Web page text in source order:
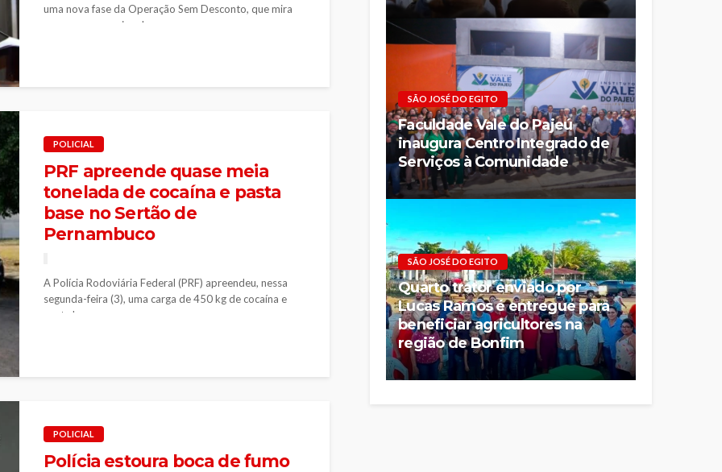
uma nova fase da Operação Sem Desconto, que mira
um esquema nacional...
POLICIAL
PRF apreende quase meia
tonelada de cocaína e pasta
base no Sertão de
Pernambuco
A Polícia Rodoviária Federal (PRF) apreendeu, nessa
segunda-feira (3), uma carga de 450 kg de cocaína e
pasta base, na...
POLICIAL
Polícia estoura boca de fumo
SÃO JOSÉ DO EGITO
Faculdade Vale do Pajeú
inaugura Centro Integrado de
Serviços à Comunidade
SÃO JOSÉ DO EGITO
Quarto trator enviado por
Lucas Ramos é entregue para
beneficiar agricultores na
região de Bonfim